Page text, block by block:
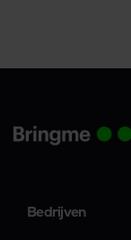
Bedrijven